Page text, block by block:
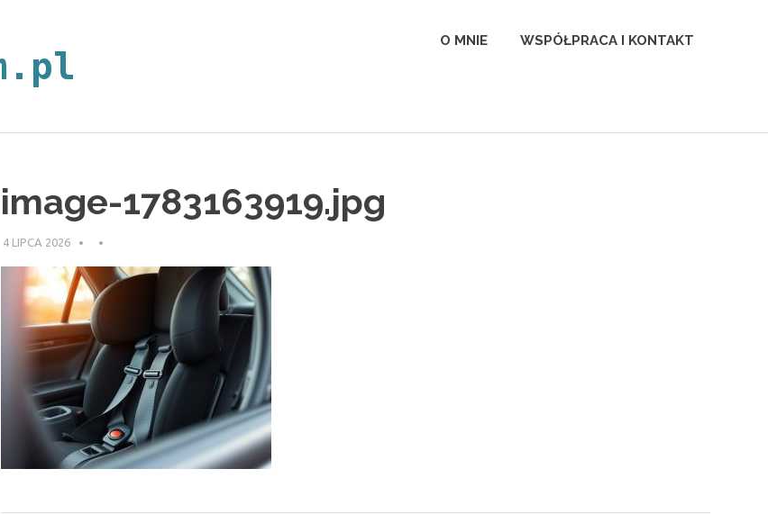
O MNIE WSPÓŁPRACA I KONTAKT
image-1783163919.jpg
4 LIPCA 2026